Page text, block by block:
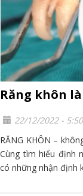
Răng khôn
22/12/2022 -
RĂNG KHÔN –
Cùng tìm hiểu định
có những nhận định